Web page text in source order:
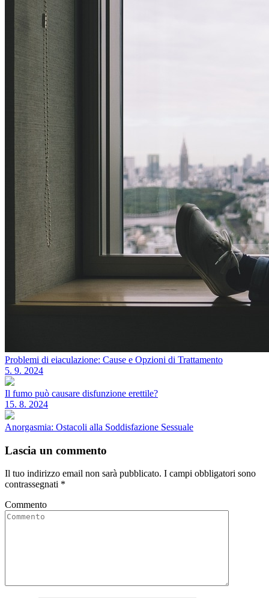
Problemi di eiaculazione: Cause e Opzioni di Trattamento
5. 9. 2024
Il fumo può causare disfunzione erettile?
15. 8. 2024
Anorgasmia: Ostacoli alla Soddisfazione Sessuale
Lascia un commento
Il tuo indirizzo email non sarà pubblicato. I campi obbligatori sono
contrassegnati *
Commento